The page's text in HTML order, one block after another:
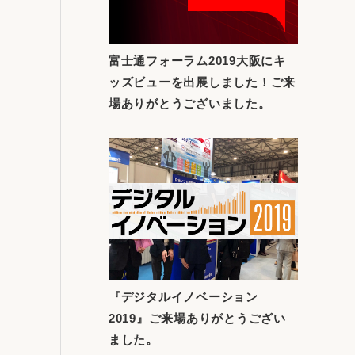
富士通フォーラム2019大阪にキ
ッズビューを出展しました！ご来
場ありがとうございました。
『デジタルイノベーション
2019』ご来場ありがとうござい
ました。